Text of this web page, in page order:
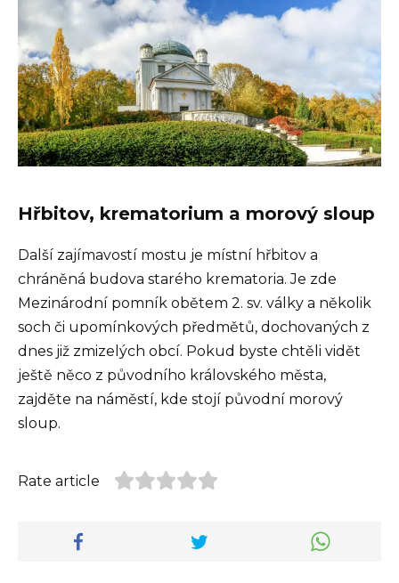
Hřbitov, krematorium a morový sloup
Další zajímavostí mostu je místní hřbitov a
chráněná budova starého krematoria. Je zde
Mezinárodní pomník obětem 2. sv. války a několik
soch či upomínkových předmětů, dochovaných z
dnes již zmizelých obcí. Pokud byste chtěli vidět
ještě něco z původního královského města,
zajděte na náměstí, kde stojí původní morový
sloup.
Rate article